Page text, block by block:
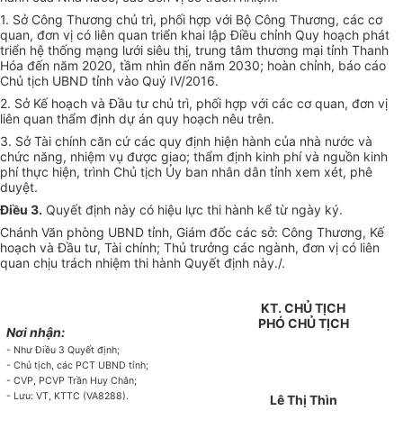
1. Sở Công Thương chủ trì, phối hợp với Bộ Công Thương, các cơ
quan, đơn vị có liên quan triển khai lập Điều chỉnh Quy hoạch phát
triển hệ thống mạng lưới siêu thị, trung tâm thương mại tỉnh Thanh
Hóa đến năm 2020, tầm nhìn đến năm 2030; hoàn chỉnh, báo cáo
Chủ tịch UBND tỉnh vào Quý IV/2016.
2. Sở Kế hoạch và Đầu tư chủ trì, phối hợp với các cơ quan, đơn vị
liên quan thẩm định dự án quy hoạch nêu trên.
3. Sở Tài chính căn cứ các quy định hiện hành của nhà nước và
chức năng, nhiệm vụ được giao; thẩm định kinh phí và nguồn kinh
phí thực hiện, trình Chủ tịch Ủy ban nhân dân tỉnh xem xét, phê
duyệt.
Điều 3. Quyết định này có hiệu lực thi hành kể từ ngày ký.
Chánh Văn phòng UBND tỉnh, Giám đốc các sở: Công Thương, Kế
hoạch và Đầu tư, Tài chính; Thủ trưởng các ngành, đơn vị có liên
quan chịu trách nhiệm thi hành Quyết định này./.
Nơi nhận:
- Như Điều 3 Quyết định;
- Chủ tịch, các PCT UBND tỉnh;
- CVP, PCVP Trần Huy Chân;
- Lưu: VT, KTTC (VA8288).
KT. CHỦ TỊCH
PHÓ CHỦ TỊCH
Lê Thị Thìn